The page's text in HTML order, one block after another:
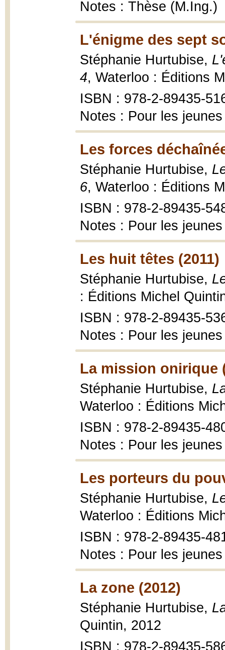
Notes : Thèse (M.Ing.)
L'énigme des sept
Stéphanie Hurtubise,
4, Waterloo : Éditions
ISBN : 978-2-89435-
Notes : Pour les
Les forces
Stéphanie Hurtubise,
6, Waterloo : Éditions
ISBN : 978-2-89435-
Notes : Pour les
Les huit têtes (2011)
Stéphanie Hurtubise,
: Éditions Michel
ISBN : 978-2-89435-
Notes : Pour les
La mission onirique
Stéphanie Hurtubise,
Waterloo : Éditions
ISBN : 978-2-89435-
Notes : Pour les
Les porteurs du
Stéphanie Hurtubise,
Waterloo : Éditions
ISBN : 978-2-89435-
Notes : Pour les
La zone (2012)
Stéphanie Hurtubise,
Quintin, 2012
ISBN : 978-2-89435-